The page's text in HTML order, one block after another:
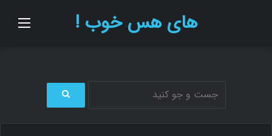
های هس خوب !
ج